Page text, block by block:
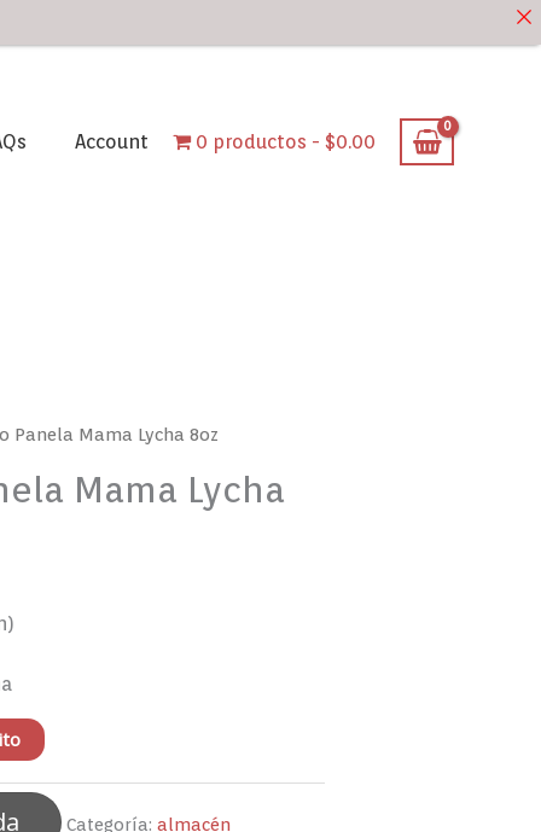
Account 0 productos $0.00
Panela Mama Lycha 8oz
Mama Lycha
Categoría:almacén